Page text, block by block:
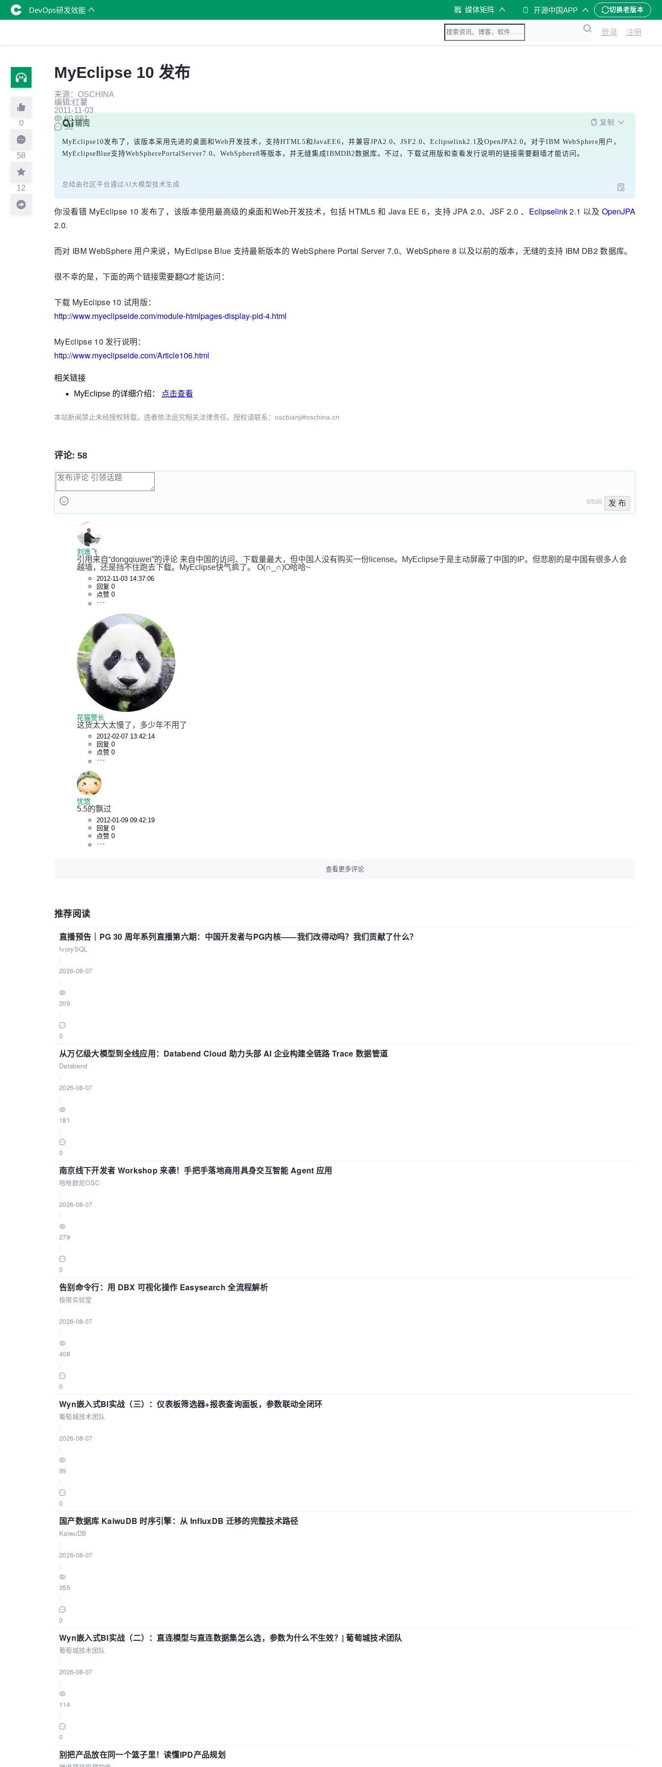
DevOps研发效能 媒体矩阵 开源中国APP 切换老版本
登录 注册
0
58
12
MyEclipse 10 发布
来源：OSCHINA
编辑:红薯
2011-11-03
60,881
58
复制
MyEclipse10发布了，该版本采用先进的桌面和Web开发技术，支持HTML5和JavaEE6，并兼容JPA2.0、JSF2.0、Eclipselink2.1及OpenJPA2.0。对于IBM WebSphere用户，
MyEclipseBlue支持WebSpherePortalServer7.0、WebSphere8等版本，并无缝集成IBMDB2数据库。不过，下载试用版和查看发行说明的链接需要翻墙才能访问。
总结由社区平台通过AI大模型技术生成
你没看错 MyEclipse 10 发布了，该版本使用最高级的桌面和Web开发技术，包括 HTML5 和 Java EE 6，支持 JPA 2.0、JSF 2.0 、 Eclipselink2.1 以及 OpenJPA
2.0.
而对 IBM WebSphere 用户来说，MyEclipse Blue 支持最新版本的 WebSphere Portal Server 7.0、WebSphere 8 以及以前的版本，无缝的支持 IBM DB2 数据库。
很不幸的是，下面的两个链接需要翻Q才能访问：
下载 MyEclipse 10 试用版：
http://www.myeclipseide.com/module-htmlpages-display-pid-4.html
MyEclipse 10 发行说明：
http://www.myeclipseide.com/Article106.html
相关链接
MyEclipse 的详细介绍： 点击查看
本站新闻禁止未经授权转载，违者依法追究相关法律责任。授权请联系：oscbianji#oschina.cn
评论: 58
0/500 发 布
刘逸飞
引用来自“dongqiuwei”的评论 来自中国的访问、下载量最大，但中国人没有购买一份license。MyEclipse于是主动屏蔽了中国的IP。但悲剧的是中国有很多人会
越墙，还是挡不住跑去下载。MyEclipse快气疯了。 O(∩_∩)O哈哈~
2012-11-03 14:37:06
回复 0
点赞 0
花猫警长
这货太大太慢了，多少年不用了
2012-02-07 13:42:14
回复 0
点赞 0
忧悠
5.5的飘过
2012-01-09 09:42:19
回复 0
点赞 0
查看更多评论
推荐阅读
直播预告｜PG 30 周年系列直播第六期：中国开发者与PG内核——我们改得动吗？我们贡献了什么？
IvorySQL
2026-08-07
209
0
从万亿级大模型到全线应用：Databend Cloud 助力头部 AI 企业构建全链路 Trace 数据管道
Databend
2026-08-07
181
0
南京线下开发者 Workshop 来袭！手把手落地商用具身交互智能 Agent 应用
哈哈欧尼OSC
2026-08-07
279
0
告别命令行：用 DBX 可视化操作 Easysearch 全流程解析
极限实验室
2026-08-07
408
0
Wyn嵌入式BI实战（三）：仪表板筛选器+报表查询面板，参数联动全闭环
葡萄城技术团队
2026-08-07
99
0
国产数据库 KaiwuDB 时序引擎：从 InfluxDB 迁移的完整技术路径
KaiwuDB
2026-08-07
355
0
Wyn嵌入式BI实战（二）：直连模型与直连数据集怎么选，参数为什么不生效？| 葡萄城技术团队
葡萄城技术团队
2026-08-07
114
0
别把产品放在同一个篮子里！读懂IPD产品规划